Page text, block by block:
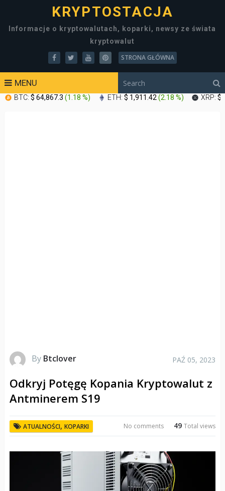
KRYPTOSTACJA
Informacje o kryptowalutach, koparki, newsy ze świata
kryptowalut
STRONA GŁÓWNA
MENU
BTC: $ 64,867.3 (1.18 %) ETH: $ 1,911.42(2.18 %) XRP: $
By Btclover PAŹ 05, 2023
Odkryj Potęgę Kopania Kryptowalut z
Antminerem S19
ATUALNOŚCI, KOPARKI 49Total views
No comments